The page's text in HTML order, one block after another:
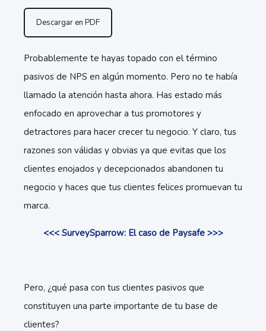
Descargar en PDF
Probablemente te hayas topado con el término
pasivos de NPS en algún momento. Pero no te había
llamado la atención hasta ahora. Has estado más
enfocado en aprovechar a tus promotores y
detractores para hacer crecer tu negocio. Y claro, tus
razones son válidas y obvias ya que evitas que los
clientes enojados y decepcionados abandonen tu
negocio y haces que tus clientes felices promuevan tu
marca.
<<< SurveySparrow: El caso de Paysafe >>>
Pero, ¿qué pasa con tus clientes pasivos que
constituyen una parte importante de tu base de
clientes?